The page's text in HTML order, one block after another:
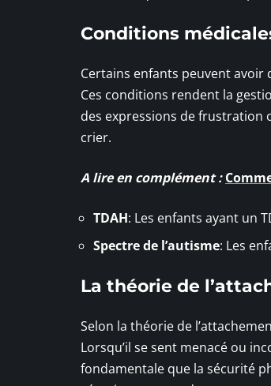
Conditions
Certains enfants peuvent avoir
Ces conditions rendent la
des expressions de frustration
crier.
A lire en complément :
TDAH: Les enfants ayant un
Spectre de l’autisme: Les
La théorie de
Selon la théorie de
Lorsqu’il se sent menacé ou
fondamentale que la sécurité